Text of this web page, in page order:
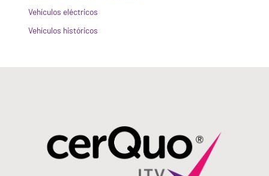
Vehículos eléctricos
Vehículos históricos